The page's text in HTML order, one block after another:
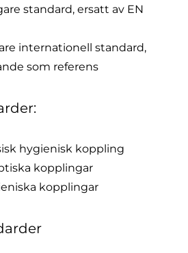
standard, ersatt av EN
internationell standard,
som referens
hygienisk koppling
kopplingar
kopplingar